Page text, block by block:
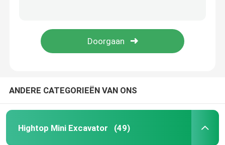
Mini Skid Steer Loader
ANDERE CATEGORIEËN VAN ONS
Hightop Mini Excavator (49)